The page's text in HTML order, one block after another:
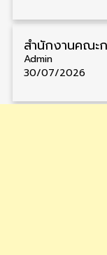
Admin
30/07/2026